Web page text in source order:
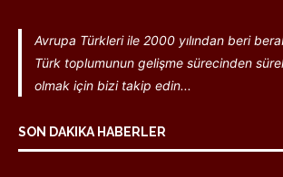
Avrupa Türkleri ile 2000 yılından beri
Türk toplumunun gelişme sürecinden
olmak için bizi takip edin...
SON DAKIKA HABERLER